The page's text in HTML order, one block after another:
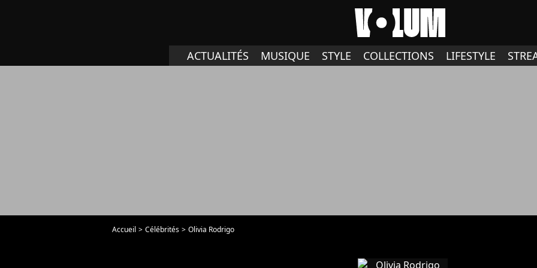
ACTUALITÉS MUSIQUE STYLE COLLECTIONS LIFESTYLE
Accueil Célébrités Olivia Rodrigo